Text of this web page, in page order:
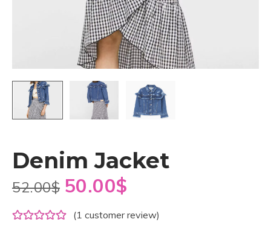
Denim Jacket
52.00$ 50.00$
(1 customer review)